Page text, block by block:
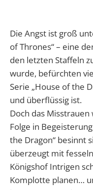
Die Angst ist groß
of Thrones“ – eine
den letzten Staffeln
wurde, befürchten
Serie „House of the
und überflüssig ist.
Doch das
Folge in
the Dragon“ besinnt
überzeugt mit
Königshof Intrigen
Komplotte planen…